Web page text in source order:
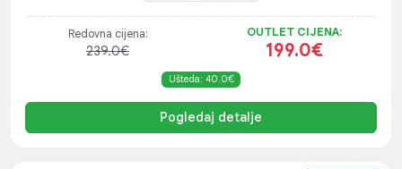
Redovna cijena:
239.0€
OUTLET CIJENA:
199.0€
Ušteda: 40.0€
Pogledaj detalje